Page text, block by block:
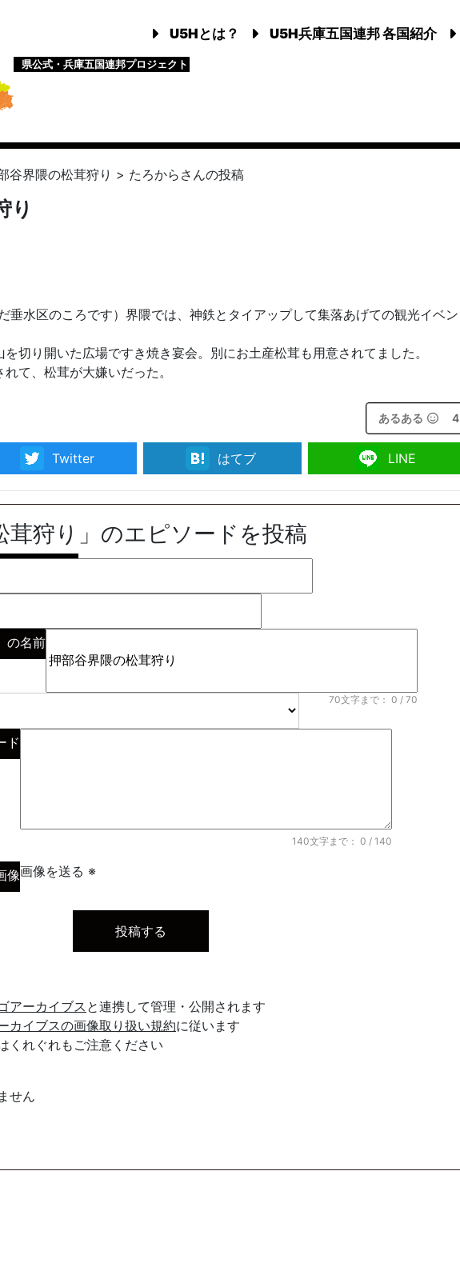
U5Hとは？ U5H兵庫五国連邦 各国紹介
県公式・兵庫五国連邦プロジェクト
谷界隈の松茸狩り > たろから さんの投稿
り
垂水区のころです）界隈では、神鉄とタイアップして集落あげての観光イベン
切り開いた広場ですき焼き宴会。別にお土産松茸も用意されてました。
て、松茸が大嫌いだった。
あるある 4
Twitter はてブ LINE
茸狩り」のエピソードを投稿
の名前
70文字まで：0 / 70
ド
140文字まで：0 / 140
像画像を送る ※
アーカイブス と連携して管理・公開されます
カイブスの画像取り扱い規約に従います
くれぐれもご注意ください
せん